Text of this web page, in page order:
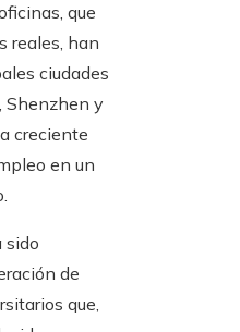
que
reales, han
ciudades
Shenzhen y
creciente
en un
sido
de
que,